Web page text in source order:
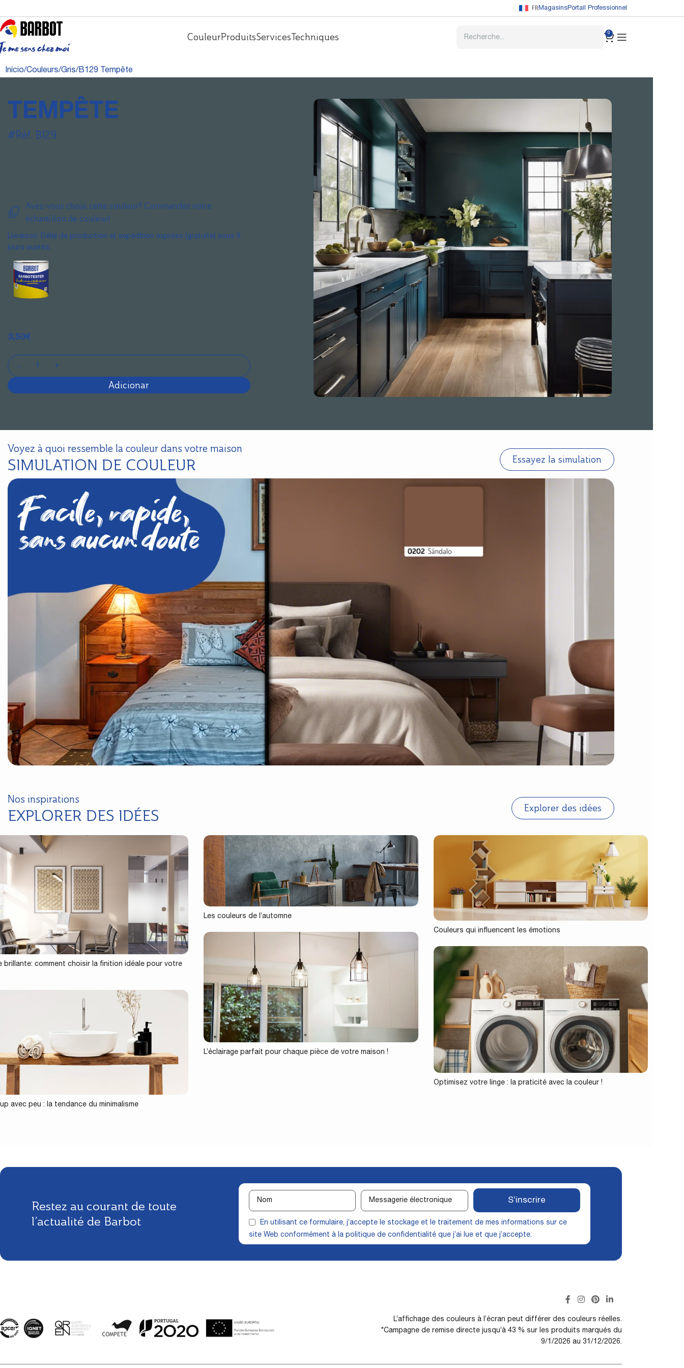
FRMagasinsPortail Professionnel
CouleurProduitsServicesTechniques 0
Início Couleurs Gris B129 Tempête
TEMPÊTE
#Réf. B129
Avez-vous choisi cette couleur? Commandez votre
échantillon de couleur!
Livraison: Délai de production et expédition express (gratuite) sous 6
jours ouvrés.
3,50€
Adicionar
Voyez à quoi ressemble la couleur dans votre maison
SIMULATION DE COULEUR Essayez la simulation
Facile, rapide,
sans aucun doute
Nos inspirations
EXPLORER DES IDÉES Explorer des idées
brillante: comment choisir la finition idéale pour votre
Les couleurs de l’automne
Couleurs qui influencent les émotions
avec peu : la tendance du minimalisme
L’éclairage parfait pour chaque pièce de votre maison !
Optimisez votre linge : la praticité avec la couleur !
Restez au courant de toute
l’actualité de Barbot
En utilisant ce formulaire, j’accepte le stockage et le traitement de mes informations sur ce
site Web conformément à lapolitique de confidentialité que j’ai lue et que j’accepte.
S’inscrire
L’affichage des couleurs à l’écran peut différer des couleurs réelles.
*Campagne de remise directe jusqu’à 43 % sur les produits marqués du
9/1/2026 au 31/12/2026.